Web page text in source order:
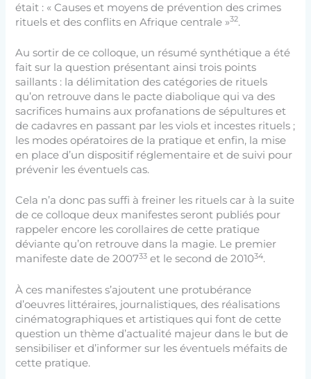
était : « Causes et moyens de prévention des crimes
rituels et des conflits en Afrique centrale »32.
Au sortir de ce colloque, un résumé synthétique a été
fait sur la question présentant ainsi trois points
saillants : la délimitation des catégories de rituels
qu’on retrouve dans le pacte diabolique qui va des
sacrifices humains aux profanations de sépultures et
de cadavres en passant par les viols et incestes rituels ;
les modes opératoires de la pratique et enfin, la mise
en place d’un dispositif réglementaire et de suivi pour
prévenir les éventuels cas.
Cela n’a donc pas suffi à freiner les rituels car à la suite
de ce colloque deux manifestes seront publiés pour
rappeler encore les corollaires de cette pratique
déviante qu’on retrouve dans la magie. Le premier
manifeste date de 200733 et le second de 201034.
À ces manifestes s’ajoutent une protubérance
d’oeuvres littéraires, journalistiques, des réalisations
cinématographiques et artistiques qui font de cette
question un thème d’actualité majeur dans le but de
sensibiliser et d’informer sur les éventuels méfaits de
cette pratique.